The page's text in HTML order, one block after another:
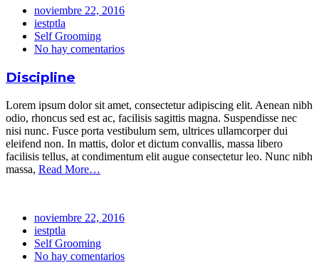
noviembre 22, 2016
iestptla
Self Grooming
No hay comentarios
Discipline
Lorem ipsum dolor sit amet, consectetur adipiscing elit. Aenean nibh
odio, rhoncus sed est ac, facilisis sagittis magna. Suspendisse nec
nisi nunc. Fusce porta vestibulum sem, ultrices ullamcorper dui
eleifend non. In mattis, dolor et dictum convallis, massa libero
facilisis tellus, at condimentum elit augue consectetur leo. Nunc nibh
massa, Read More…
noviembre 22, 2016
iestptla
Self Grooming
No hay comentarios